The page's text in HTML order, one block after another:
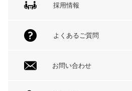
採用情報
よくあるご質問
お問い合わせ